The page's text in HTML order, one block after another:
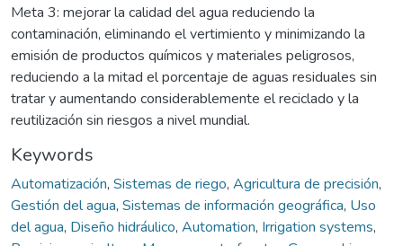
Meta 3: mejorar la calidad del agua reduciendo la
contaminación, eliminando el vertimiento y minimizando la
emisión de productos químicos y materiales peligrosos,
reduciendo a la mitad el porcentaje de aguas residuales sin
tratar y aumentando considerablemente el reciclado y la
reutilización sin riesgos a nivel mundial.
Keywords
Automatización, Sistemas de riego, Agricultura de precisión,
Gestión del agua, Sistemas de información geográfica, Uso
del agua, Diseño hidráulico, Automation, Irrigation systems,